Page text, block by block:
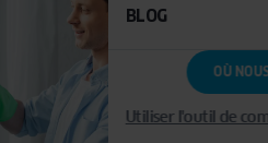
BLOG
OÙ
Utiliser l'outil de